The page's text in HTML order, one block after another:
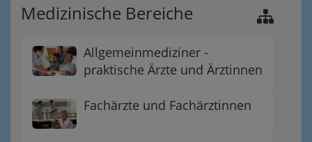
Medizinische Bereiche
Allgemeinmediziner -
praktische Ärzte und Ärztinnen
Fachärzte und Fachärztinnen